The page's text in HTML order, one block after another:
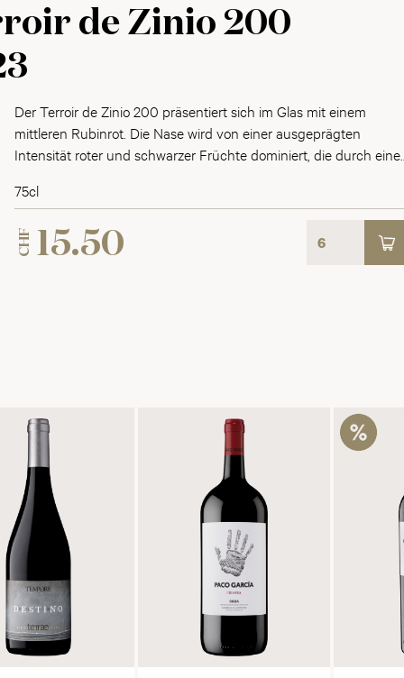
de Zinio 200
Der Terroir de Zinio 200 präsentiert sich im Glas mit einem
mittleren Rubinrot. Die Nase wird von einer ausgeprägten
Intensität roter und schwarzer Früchte dominiert, die durch
Am Gaumen entfaltet sich eine samtige Textur welche
ausgewogen ist und ein angenehmes Mundgefühl verleiht. Der
fruchtige Charakter bleibt präsent und wird von einer
erfrischenden Note begleitet. Im Abgang zeigt sich eine
75cl
CHF 15.50